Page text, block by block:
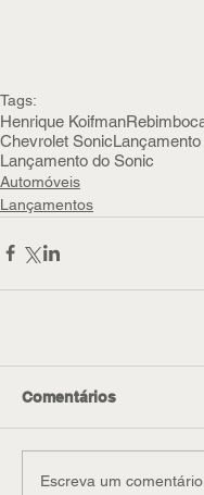
Tags:
Henrique Koifman
Chevrolet Sonic
Lançamento do Sonic
Automóveis
Lançamentos
Comentários
Escreva um comentário